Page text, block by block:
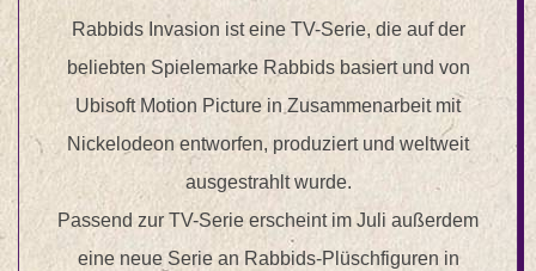
Rabbids Invasion ist eine TV-Serie, die auf der
beliebten Spielemarke Rabbids basiert und von
Ubisoft Motion Picture in Zusammenarbeit mit
Nickelodeon entworfen, produziert und weltweit
ausgestrahlt wurde.
Passend zur TV-Serie erscheint im Juli außerdem
eine neue Serie an Rabbids-Plüschfiguren in